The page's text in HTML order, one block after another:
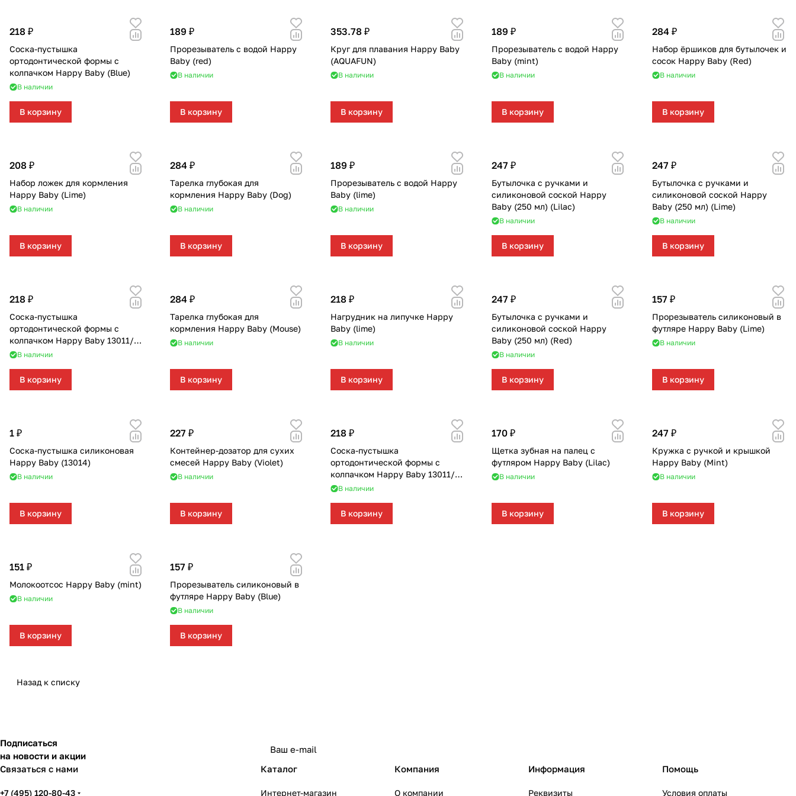
218 ₽
Соска-пустышка
ортодонтической формы с
колпачком Happy Baby (Blue)
В наличии
В корзину
189 ₽
Прорезыватель с водой Happy
Baby (red)
В наличии
В корзину
353.78 ₽
Круг для плавания Happy Baby
(AQUAFUN)
В наличии
В корзину
189 ₽
Прорезыватель с водой Happy
Baby (mint)
В наличии
В корзину
284 ₽
Набор ёршиков для бутылочек и
сосок Happy Baby (Red)
В наличии
В корзину
208 ₽
Набор ложек для кормления
Happy Baby (Lime)
В наличии
В корзину
284 ₽
Тарелка глубокая для
кормления Happy Baby (Dog)
В наличии
В корзину
189 ₽
Прорезыватель с водой Happy
Baby (lime)
В наличии
В корзину
247 ₽
Бутылочка с ручками и
силиконовой соской Happy
Baby (250 мл) (Lilac)
В наличии
В корзину
247 ₽
Бутылочка с ручками и
силиконовой соской Happy
Baby (250 мл) (Lime)
В наличии
В корзину
218 ₽
Соска-пустышка
ортодонтической формы с
колпачком Happy Baby 13011/1
(yellow)
В наличии
В корзину
284 ₽
Тарелка глубокая для
кормления Happy Baby (Mouse)
В наличии
В корзину
218 ₽
Нагрудник на липучке Happy
Baby (lime)
В наличии
В корзину
247 ₽
Бутылочка с ручками и
силиконовой соской Happy
Baby (250 мл) (Red)
В наличии
В корзину
157 ₽
Прорезыватель силиконовый в
футляре Happy Baby (Lime)
В наличии
В корзину
1 ₽
Соска-пустышка силиконовая
Happy Baby (13014)
В наличии
В корзину
227 ₽
Контейнер-дозатор для сухих
смесей Happy Baby (Violet)
В наличии
В корзину
218 ₽
Соска-пустышка
ортодонтической формы с
колпачком Happy Baby 13011/1
(blue)
В наличии
В корзину
170 ₽
Щетка зубная на палец с
футляром Happy Baby (Lilac)
В наличии
В корзину
247 ₽
Кружка с ручкой и крышкой
Happy Baby (Mint)
В наличии
В корзину
151 ₽
Молокоотсос Happy Baby (mint)
В наличии
В корзину
157 ₽
Прорезыватель силиконовый в
футляре Happy Baby (Blue)
В наличии
В корзину
Назад к списку
Подписаться
на новости и акции
Связаться с нами
+7 (495) 120-80-43
Каталог
Интернет-магазин
Компания
О компании
Информация
Реквизиты
Помощь
Условия оплаты
Манежи 177
Шезлонги и электрокачели
Увлажнители воздуха
Спортивные комплексы и инвентарь 296
Творчество
Хранение игрушек
Качалки